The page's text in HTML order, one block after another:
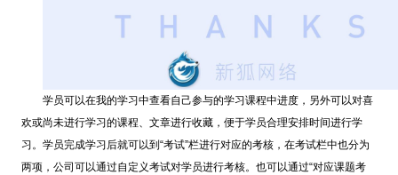
学员可以在我的学习中查看自己参与的学习课程中进度，另外可以对喜
欢或尚未进行学习的课程、文章进行收藏，便于学员合理安排时间进行学
习。学员完成学习后就可以到“考试”栏进行对应的考核，在考试栏中也分为
两项，公司可以通过自定义考试对学员进行考核。也可以通过“对应课题考